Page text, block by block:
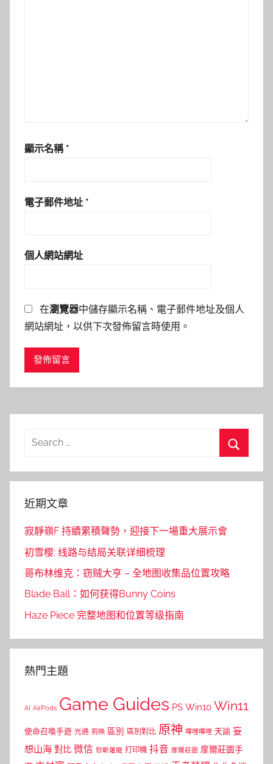
顯示名稱 *
電子郵件地址 *
個人網站網址
在瀏覽器中儲存顯示名稱、電子郵件地址及個人
網站網址，以供下次發佈留言時使用。
Search
近期文章
寂靜嶺F 持續累積聲勢，迎接下一場重大展示會
初雪樱: 线路与结局关联详细梳理
哥布林维克：窃贼大亨 – 全地图收集品位置攻略
Blade Ball：如何获得Bunny Coins
Haze Piece 完整地图和位置等级指南
熱門主題
AI AirPods Game Guides PS Win10 Win11
使命召喚手遊 光遇 剪映 區別 區別對比 原神 嗶哩嗶哩 天諭 妄
想山海 對比 微信 怒斬屠龍 打印機 抖音 摩爾莊園 摩爾莊園手